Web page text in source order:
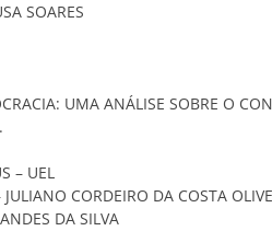
SOARES
UMA ANÁLISE SOBRE O
– UEL
CORDEIRO DA COSTA
DA SILVA